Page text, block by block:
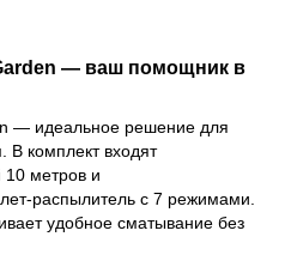
— ваш помощник в
— идеальное решение для
В комплект входят
метров и
распылитель с 7 режимами.
удобное сматывание без